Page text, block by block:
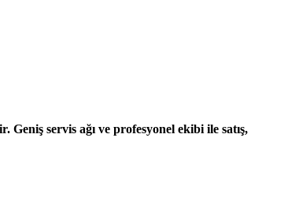
servis ağı ve profesyonel ekibi ile satış,